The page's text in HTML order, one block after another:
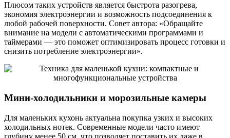
Плюсом таких устройств является быстрота разогрева,
экономия электроэнергии и возможность подсоединения к
любой рабочей поверхности. Совет автора: «Обращайте
внимание на модели с автоматическими программами и
таймерами — это поможет оптимизировать процесс готовки и
снизить потребление электроэнергии».
Мини-холодильники и морозильные камеры
Для маленьких кухонь актуальна покупка узких и высоких
холодильных нотек. Современные модели часто имеют
глубину менее 50 см, что позволяет поставить их даже в